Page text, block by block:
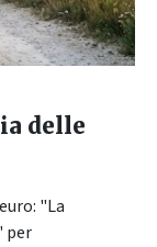
delle
"La
per